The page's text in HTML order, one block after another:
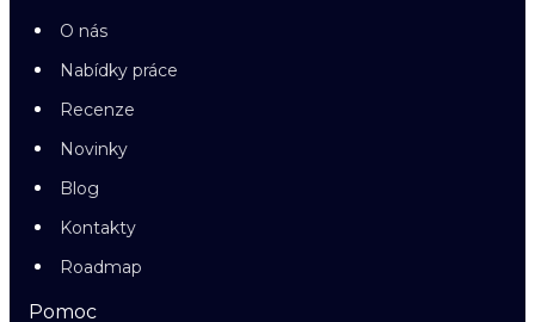
O nás
Nabídky práce
Recenze
Novinky
Blog
Kontakty
Roadmap
Pomoc